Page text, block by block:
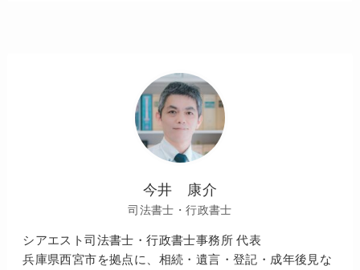
今井 康介
司法書士・行政書士
シアエスト司法書士・行政書士事務所 代表
兵庫県西宮市を拠点に、相続・遺言・登記・成年後見な